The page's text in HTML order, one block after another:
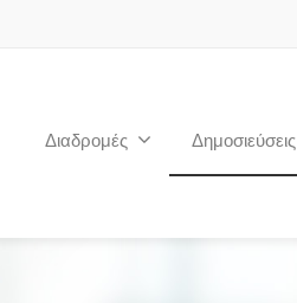
Διαδρομές Δημοσιεύσεις